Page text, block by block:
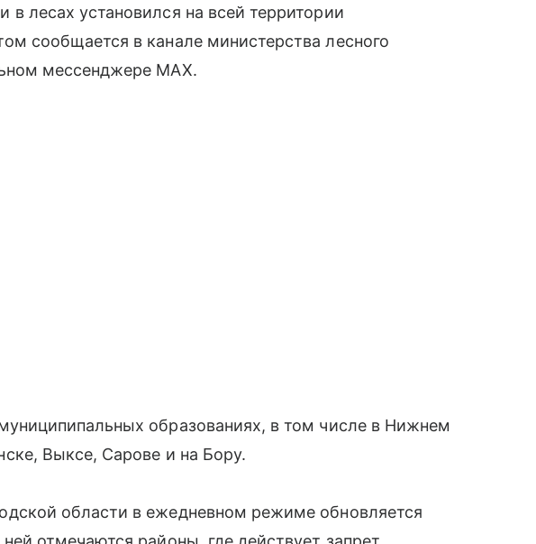
в лесах установился на всей территории
сообщается в канале министерства лесного
мессенджере МАХ.
образованиях, в том числе в Нижнем
Выксе, Сарове и на Бору.
области в ежедневном режиме обновляется